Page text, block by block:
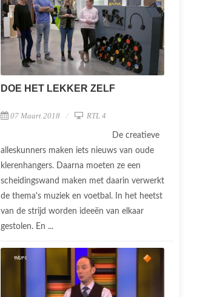
DOE HET LEKKER ZELF
07 Maart 2018 RTL 4
De creatieve
alleskunners maken iets nieuws van oude
klerenhangers. Daarna moeten ze een
scheidingswand maken met daarin verwerkt
de thema's muziek en voetbal. In het heetst
van de strijd worden ideeën van elkaar
gestolen. En ...